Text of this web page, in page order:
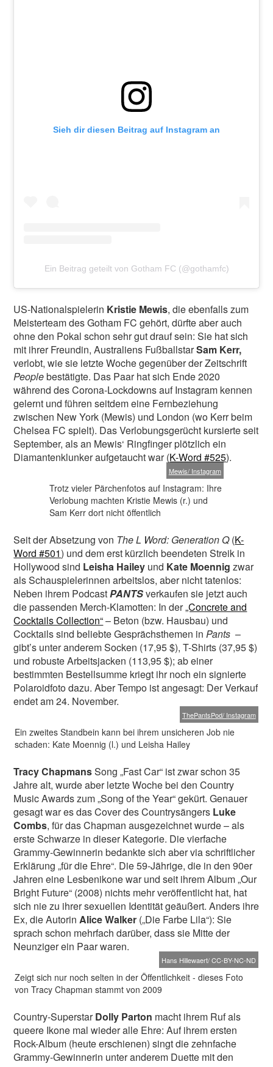
Sieh dir diesen Beitrag auf Instagram an
Ein Beitrag geteilt von Gotham FC (@gothamfc)
US-Nationalspielerin Kristie Mewis, die ebenfalls zum
Meisterteam des Gotham FC gehört, dürfte aber auch
ohne den Pokal schon sehr gut drauf sein: Sie hat sich
mit ihrer Freundin, Australiens FußballstarSam Kerr,
verlobt, wie sie letzte Woche gegenüber der Zeitschrift
Peoplebestätigte. Das Paar hat sich Ende 2020
während des Corona-Lockdowns auf Instagram kennen
gelernt und führen seitdem eine Fernbeziehung
zwischen New York (Mewis) und London (wo Kerr beim
Chelsea FC spielt). Das Verlobungsgerücht kursierte seit
September, als an Mewis‘ Ringfinger plötzlich ein
Diamantenklunker aufgetaucht war (K-Word #525).
Mewis/ Instagram
Trotz vieler Pärchenfotos auf Instagram: Ihre
Verlobung machten Kristie Mewis (r.) und
Sam Kerr dort nicht öffentlich
Seit der Absetzung von The L Word: Generation Q(K-
Word #501) und dem erst kürzlich beendeten Streik in
Hollywood sind Leisha Hailey und Kate Moennig zwar
als Schauspielerinnen arbeitslos, aber nicht tatenlos:
Neben ihrem PodcastPANTSverkaufen sie jetzt auch
die passenden Merch-Klamotten: In der„Concrete and
Cocktails Collection“– Beton (bzw. Hausbau) und
Cocktails sind beliebte Gesprächsthemen inPants –
gibt’s unter anderem Socken (17,95 $), T-Shirts (37,95 $)
und robuste Arbeitsjacken (113,95 $); ab einer
bestimmten Bestellsumme kriegt ihr noch ein signierte
Polaroidfoto dazu. Aber Tempo ist angesagt: Der Verkauf
endet am 24. November.
ThePantsPod/ Instagram
Ein zweites Standbein kann bei ihrem unsicheren Job nie
schaden: Kate Moennig (l.) und Leisha Hailey
Tracy ChapmansSong „Fast Car“ ist zwar schon 35
Jahre alt, wurde aber letzte Woche bei den Country
Music Awards zum „Song of the Year“ gekürt. Genauer
gesagt war es das Cover des Countrysängers Luke
Combs, für das Chapman ausgezeichnet wurde – als
erste Schwarze in dieser Kategorie. Die vierfache
Grammy-Gewinnerin bedankte sich aber via schriftlicher
Erklärung „für die Ehre“. Die 59-Jährige, die in den 90er
Jahren eine Lesbenikone war und seit ihrem Album „Our
Bright Future“ (2008) nichts mehr veröffentlicht hat, hat
sich nie zu ihrer sexuellen Identität geäußert. Anders ihre
Ex, die Autorin Alice Walker („Die Farbe Lila“): Sie
sprach schon mehrfach darüber, dass sie Mitte der
Neunziger ein Paar waren.
Hans Hillewaert/ CC-BY-NC-ND
Zeigt sich nur noch selten in der Öffentlichkeit - dieses Foto
von Tracy Chapman stammt von 2009
Country-SuperstarDolly Parton macht ihrem Ruf als
queere Ikone mal wieder alle Ehre: Auf ihrem ersten
Rock-Album (heute erschienen) singt die zehnfache
Grammy-Gewinnerin unter anderem Duette mit den